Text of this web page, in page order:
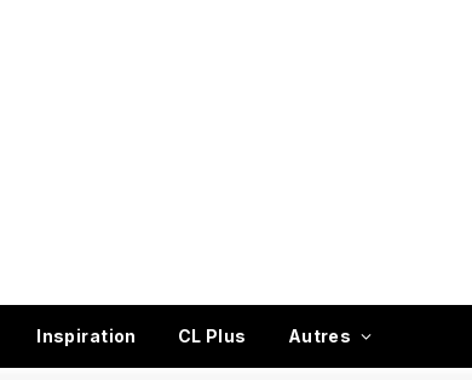
Inspiration CL Plus Autres